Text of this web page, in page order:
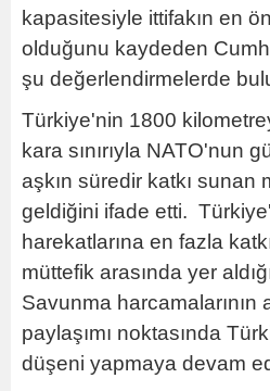
kapasitesiyle ittifakın en
olduğunu kaydeden
şu değerlendirmelerde
Türkiye'nin 1800
kara sınırıyla NATO'nun
aşkın süredir katkı sunan
geldiğini ifade etti.
harekatlarına en fazla
müttefik arasında yer
Savunma harcamalarının
paylaşımı noktasında
düşeni yapmaya devam